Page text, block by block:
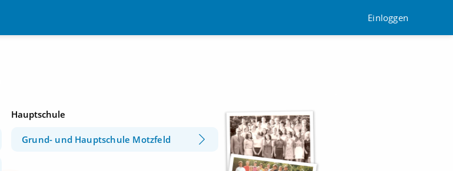
Einloggen
Hauptschule
Grund- und Hauptschule Motzfeld